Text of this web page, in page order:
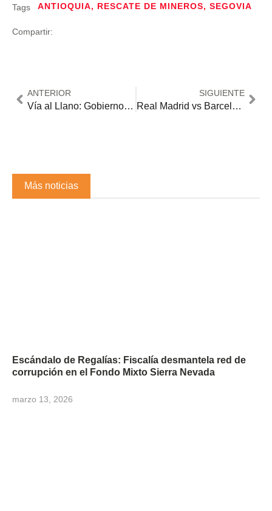
Tags ANTIOQUIA, RESCATE DE MINEROS, SEGOVIA
Compartir:
ANTERIOR
Vía al Llano: Gobierno anuncia nuevas medidas tras 17 días de cierre
SIGUIENTE
Real Madrid vs Barcelona: fecha, hora y transmisión del primer Clásico 2025-26
Más noticias
Escándalo de Regalías: Fiscalía desmantela red de
corrupción en el Fondo Mixto Sierra Nevada
marzo 13, 2026